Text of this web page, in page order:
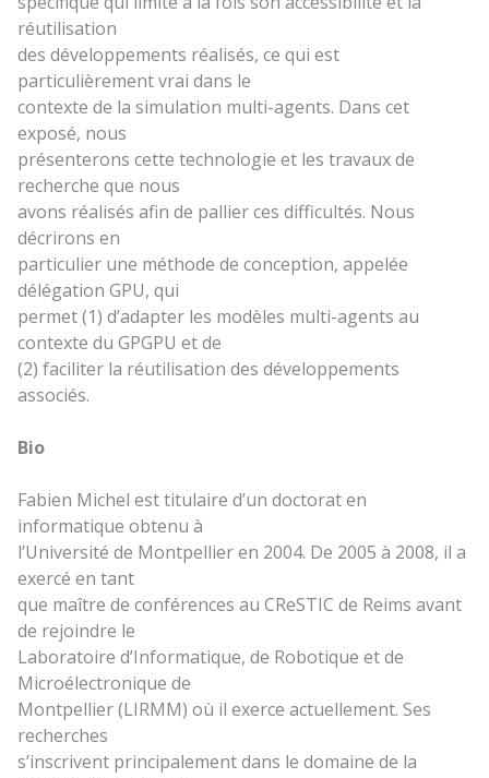
réutilisation
des développements réalisés, ce qui est
particulièrement vrai dans le
contexte de la simulation multi-agents. Dans cet
exposé, nous
présenterons cette technologie et les travaux de
recherche que nous
avons réalisés afin de pallier ces difficultés. Nous
décrirons en
particulier une méthode de conception, appelée
délégation GPU, qui
permet (1) d’adapter les modèles multi-agents au
contexte du GPGPU et de
(2) faciliter la réutilisation des développements
associés.
Bio
Fabien Michel est titulaire d’un doctorat en
informatique obtenu à
l’Université de Montpellier en 2004. De 2005 à 2008, il a
exercé en tant
que maître de conférences au CReSTIC de Reims avant
de rejoindre le
Laboratoire d’Informatique, de Robotique et de
Microélectronique de
Montpellier (LIRMM) où il exerce actuellement. Ses
recherches
s’inscrivent principalement dans le domaine de la